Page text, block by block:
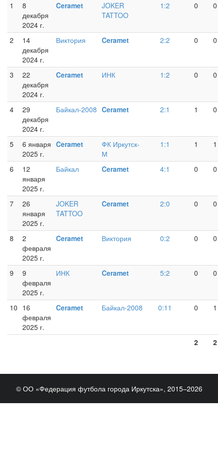
1
8
декабря
2024 г.
Ceramet
JOKER
TATTOO
1:2 0 0
2
14
декабря
2024 г.
Виктория Ceramet 2:2 0 0
3
22
декабря
2024 г.
Ceramet ИНК 1:2 0 0
4
29
декабря
2024 г.
Байкал-2008 Ceramet 2:1 1 0
5
6 января
2025 г.
Ceramet
ФК Иркутск-
М
1:1 1 1
6
12
января
2025 г.
Байкал Ceramet 4:1 0 0
7
26
января
2025 г.
JOKER
TATTOO
Ceramet 2:0 0 0
8
2
февраля
2025 г.
Ceramet Виктория 0:2 0 0
9
9
февраля
2025 г.
ИНК Ceramet 5:2 0 0
10 16
февраля
2025 г.
Ceramet Байкал-2008 0:11 0 1
2 2
© ОО «Федерация футбола города Иркутска», 2015–2026